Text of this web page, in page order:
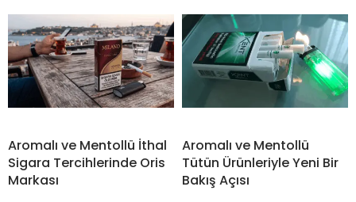
Aromalı ve Mentollü İthal
Sigara Tercihlerinde Oris
Markası
Aromalı ve Mentollü
Tütün Ürünleriyle Yeni Bir
Bakış Açısı